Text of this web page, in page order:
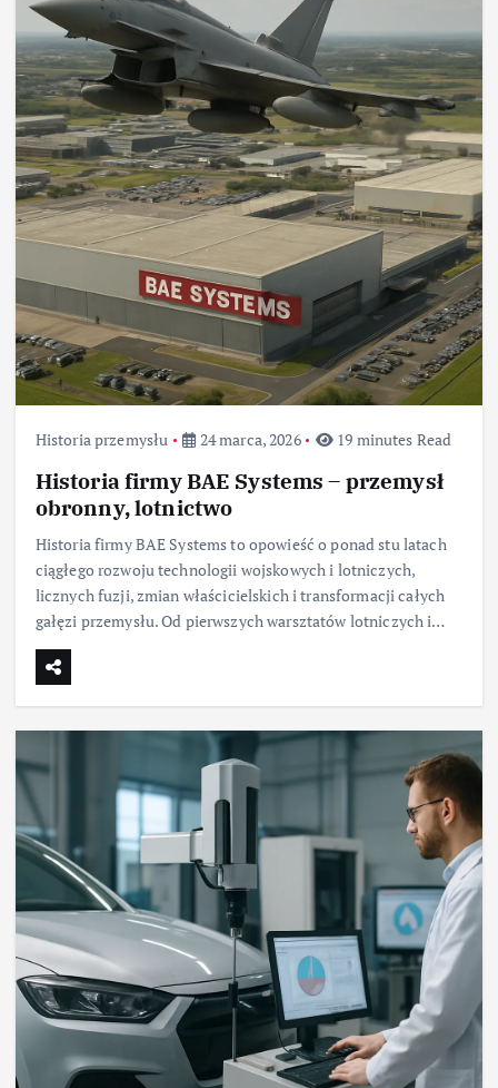
Historia przemysłu 24 marca, 2026 19 minutes Read
Historia firmy BAE Systems – przemysł
obronny, lotnictwo
Historia firmy BAE Systems to opowieść o ponad stu latach
ciągłego rozwoju technologii wojskowych i lotniczych,
licznych fuzji, zmian właścicielskich i transformacji całych
gałęzi przemysłu. Od pierwszych warsztatów lotniczych i…